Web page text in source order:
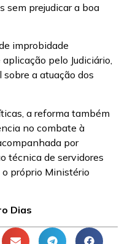
sem prejudicar a boa
improbidade
pelo Judiciário,
a atuação dos
a reforma também
no combate à
por
técnica de servidores
o próprio Ministério
Dias